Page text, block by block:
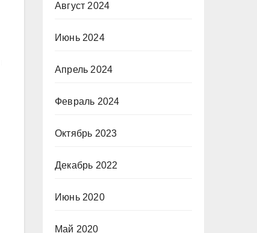
Август 2024
Июнь 2024
Апрель 2024
Февраль 2024
Октябрь 2023
Декабрь 2022
Июнь 2020
Май 2020